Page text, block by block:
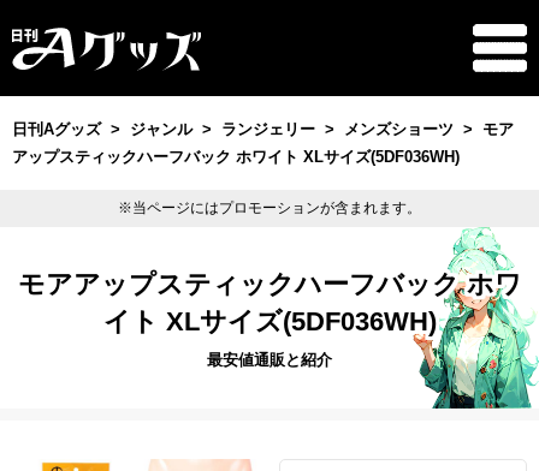
日刊Aグッズ ジャンル ランジェリー メンズショーツ
モア
アップスティックハーフバック ホワイト XLサイズ(5DF036WH)
※当ページにはプロモーションが含まれます。
モアアップスティックハーフバック ホワ
イト XLサイズ(5DF036WH)
最安値通販と紹介